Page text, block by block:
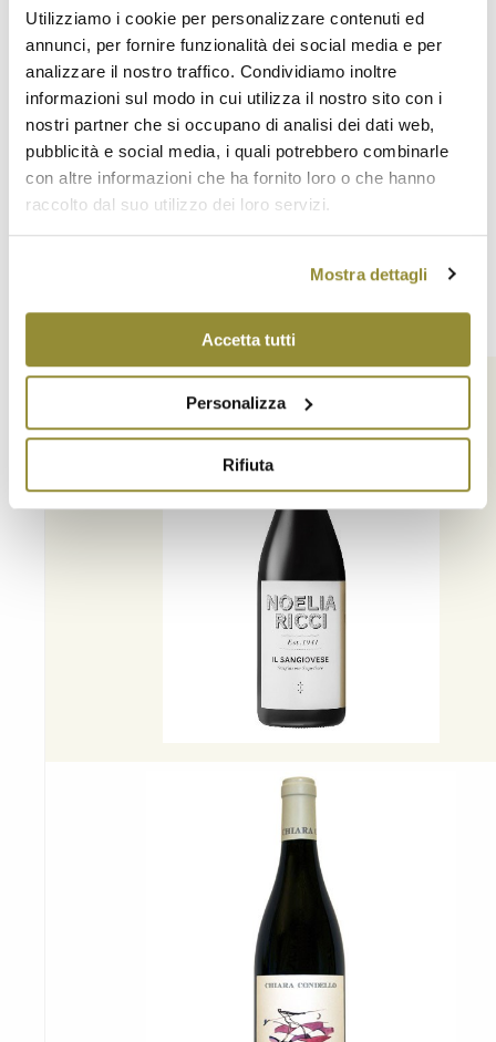
Utilizziamo i cookie per personalizzare contenuti ed
annunci, per fornire funzionalità dei social media e per
analizzare il nostro traffico. Condividiamo inoltre
informazioni sul modo in cui utilizza il nostro sito con i
nostri partner che si occupano di analisi dei dati web,
pubblicità e social media, i quali potrebbero combinarle
con altre informazioni che ha fornito loro o che hanno
raccolto dal suo utilizzo dei loro servizi.
Mostra dettagli
Accetta tutti
Personalizza
Rifiuta